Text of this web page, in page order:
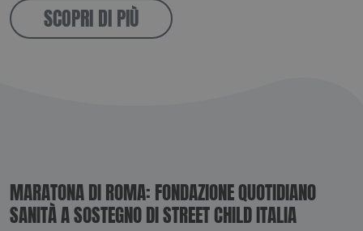
SCOPRI DI PIÙ
MARATONA DI ROMA: FONDAZIONE QUOTIDIANO
SANITÀ A SOSTEGNO DI STREET CHILD ITALIA
FPID